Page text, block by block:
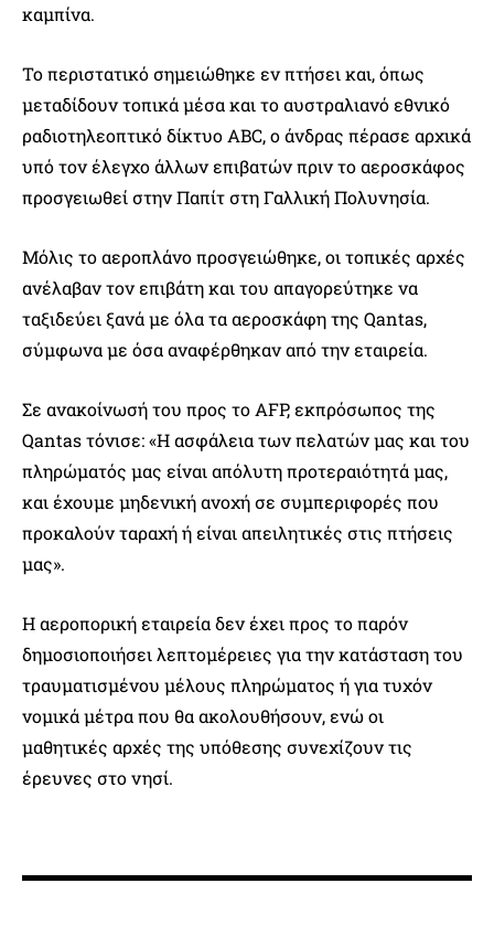
καμπίνα.
Το περιστατικό σημειώθηκε εν πτήσει και, όπως
μεταδίδουν τοπικά μέσα και το αυστραλιανό εθνικό
ραδιοτηλεοπτικό δίκτυο ABC, ο άνδρας πέρασε αρχικά
υπό τον έλεγχο άλλων επιβατών πριν το αεροσκάφος
προσγειωθεί στην Παπίτ στη Γαλλική Πολυνησία.
Μόλις το αεροπλάνο προσγειώθηκε, οι τοπικές αρχές
ανέλαβαν τον επιβάτη και του απαγορεύτηκε να
ταξιδεύει ξανά με όλα τα αεροσκάφη της Qantas,
σύμφωνα με όσα αναφέρθηκαν από την εταιρεία.
Σε ανακοίνωσή του προς το AFP, εκπρόσωπος της
Qantas τόνισε: «Η ασφάλεια των πελατών μας και του
πληρώματός μας είναι απόλυτη προτεραιότητά μας,
και έχουμε μηδενική ανοχή σε συμπεριφορές που
προκαλούν ταραχή ή είναι απειλητικές στις πτήσεις
μας».
Η αεροπορική εταιρεία δεν έχει προς το παρόν
δημοσιοποιήσει λεπτομέρειες για την κατάσταση του
τραυματισμένου μέλους πληρώματος ή για τυχόν
νομικά μέτρα που θα ακολουθήσουν, ενώ οι
μαθητικές αρχές της υπόθεσης συνεχίζουν τις
έρευνες στο νησί.